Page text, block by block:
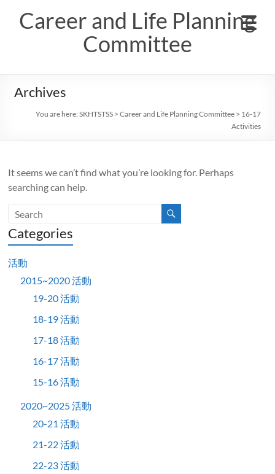
contentCareer and Life Planning
Committee
Archives
You are here:SKHTSTSS >Career and Life Planning Committee > 16-17
Activities
It seems we can’t find what you’re looking for. Perhaps
searching can help.
Categories
活動
2015~2020 活動
19-20 活動
18-19 活動
17-18 活動
16-17 活動
15-16 活動
2020~2025 活動
20-21 活動
21-22 活動
22-23 活動